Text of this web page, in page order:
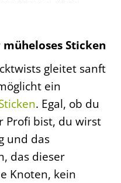
Sticken
gleitet sanft
ein
. Egal, ob du
Profi bist, du wirst
und das
das dieser
Knoten, kein